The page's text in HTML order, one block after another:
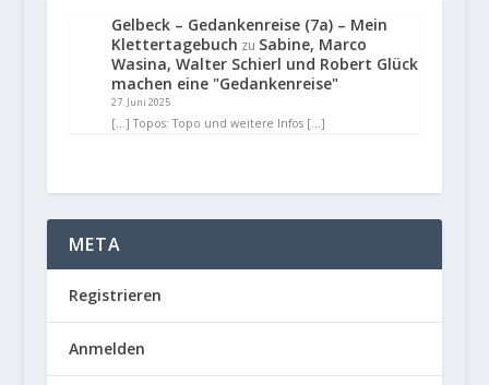
Gelbeck – Gedankenreise (7a) – Mein
Klettertagebuch zu Sabine, Marco
Wasina, Walter Schierl und Robert Glück
machen eine "Gedankenreise"
27. Juni 2025
[…] Topos: Topo und weitere Infos […]
META
Registrieren
Anmelden